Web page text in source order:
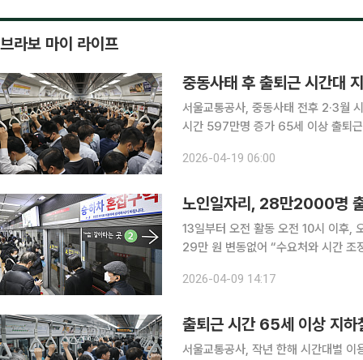
브라보 마이 라이프
중동사태 후 출퇴근 시간대
서울교통공사, 중동사태 전후 2·3월
시간 597만명 증가 65세 이상 출퇴근 때 50만 명대 증가, 경로 비중은 유지 이란·미국 간 군사적
이상 고령층의 이용 비중은 큰 변화가
2026-04-19 06:00
노인일자리, 28만2000명
13일부터 오전 활동 오전 10시 이후,
29만 원 변동없어 “수요처와 시간 조정 가능한
서 대중교통 이용이 늘고, 출·퇴근 시
2026-04-09 14:17
출퇴근 시간 65세 이상 지하
서울교통공사, 작년 한해 시간대별 이용 현황 분석 오전 6시 이전